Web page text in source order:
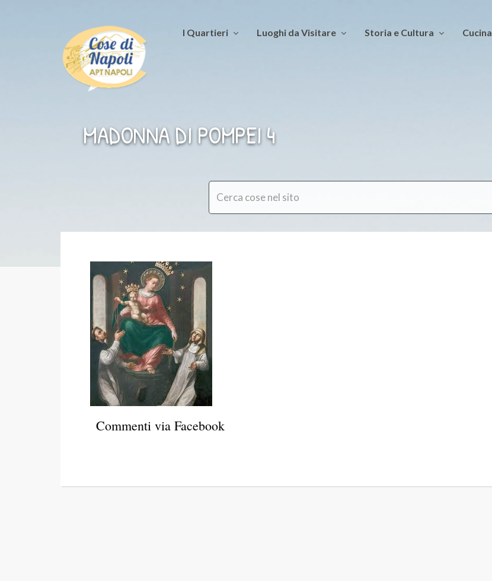
I Quartieri Luoghi da Visitare Storia e Cultura Cucina
MADONNA DI POMPEI 4
Commenti via Facebook